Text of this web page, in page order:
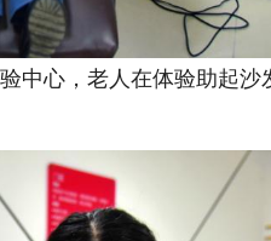
心，老人在体验助起沙